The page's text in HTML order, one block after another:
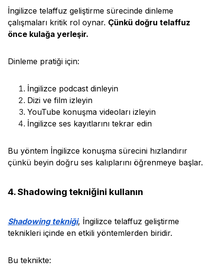
İngilizce telaffuz geliştirme sürecinde dinleme
çalışmaları kritik rol oynar. Çünkü doğru telaffuz
önce kulağa yerleşir.
Dinleme pratiği için:
İngilizce podcast dinleyin
Dizi ve film izleyin
YouTube konuşma videoları izleyin
İngilizce ses kayıtlarını tekrar edin
Bu yöntem İngilizce konuşma sürecini hızlandırır
çünkü beyin doğru ses kalıplarını öğrenmeye başlar.
4. Shadowing tekniğini kullanın
Shadowing tekniği, İngilizce telaffuz geliştirme
teknikleri içinde en etkili yöntemlerden biridir.
Bu teknikte: